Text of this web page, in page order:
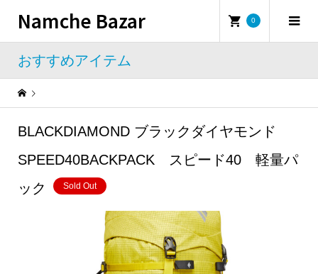
Namche Bazar 0
おすすめアイテム
: Undefined property: WP_Error::$name in
BLACKDIAMOND ブラックダイヤモンド
SPEED40BACKPACK スピード40 軽量パ
ック
Sold Out